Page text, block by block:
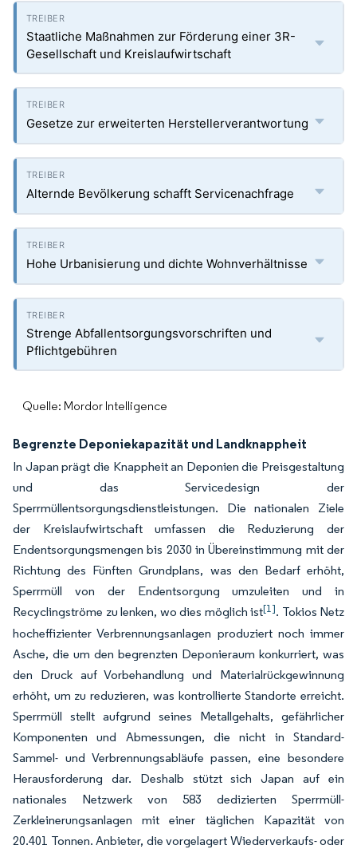
Staatliche Maßnahmen zur Förderung einer 3R-
Gesellschaft und Kreislaufwirtschaft
Gesetze zur erweiterten Herstellerverantwortung
Alternde Bevölkerung schafft Servicenachfrage
Hohe Urbanisierung und dichte Wohnverhältnisse
Strenge Abfallentsorgungsvorschriften und
Pflichtgebühren
Quelle: Mordor Intelligence
Begrenzte Deponiekapazität und Landknappheit
In Japan prägt die Knappheit an Deponien die Preisgestaltung
und das Servicedesign der
Sperrmüllentsorgungsdienstleistungen. Die nationalen Ziele
der Kreislaufwirtschaft umfassen die Reduzierung der
Endentsorgungsmengen bis 2030 in Übereinstimmung mit der
Richtung des Fünften Grundplans, was den Bedarf erhöht,
Sperrmüll von der Endentsorgung umzuleiten und in
Recyclingströme zu lenken, wo dies möglich ist[1]. Tokios Netz
hocheffizienter Verbrennungsanlagen produziert noch immer
Asche, die um den begrenzten Deponieraum konkurriert, was
den Druck auf Vorbehandlung und Materialrückgewinnung
erhöht, um zu reduzieren, was kontrollierte Standorte erreicht.
Sperrmüll stellt aufgrund seines Metallgehalts, gefährlicher
Komponenten und Abmessungen, die nicht in Standard-
Sammel- und Verbrennungsabläufe passen, eine besondere
Herausforderung dar. Deshalb stützt sich Japan auf ein
nationales Netzwerk von 583 dedizierten Sperrmüll-
Zerkleinerungsanlagen mit einer täglichen Kapazität von
20.401 Tonnen. Anbieter, die vorgelagert Wiederverkaufs- oder